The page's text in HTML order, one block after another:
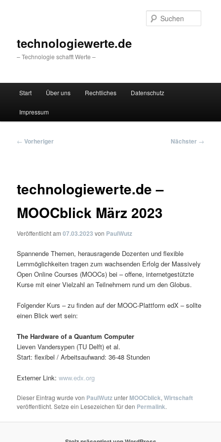
technologiewerte.de
– Technologie schafft Werte –
Start Über uns Rechtliches Datenschutz
Impressum
Beitragsnavigation
← Vorheriger Nächster →
technologiewerte.de –
MOOCblick März 2023
Veröffentlicht am07.03.2023 von PaulWutz
Spannende Themen, herausragende Dozenten und flexible
Lernmöglichkeiten tragen zum wachsenden Erfolg der Massively
Open Online Courses (MOOCs) bei – offene, internetgestützte
Kurse mit einer Vielzahl an Teilnehmern rund um den Globus.
Folgender Kurs – zu finden auf der MOOC-Plattform edX – sollte
einen Blick wert sein:
The Hardware of a Quantum Computer
Lieven Vandersypen (TU Delft) et al.
Start: flexibel / Arbeitsaufwand: 36-48 Stunden
Externer Link:www.edx.org
Dieser Eintrag wurde von PaulWutzunter MOOCblick,Wirtschaft
veröffentlicht. Setze ein Lesezeichen für den Permalink.